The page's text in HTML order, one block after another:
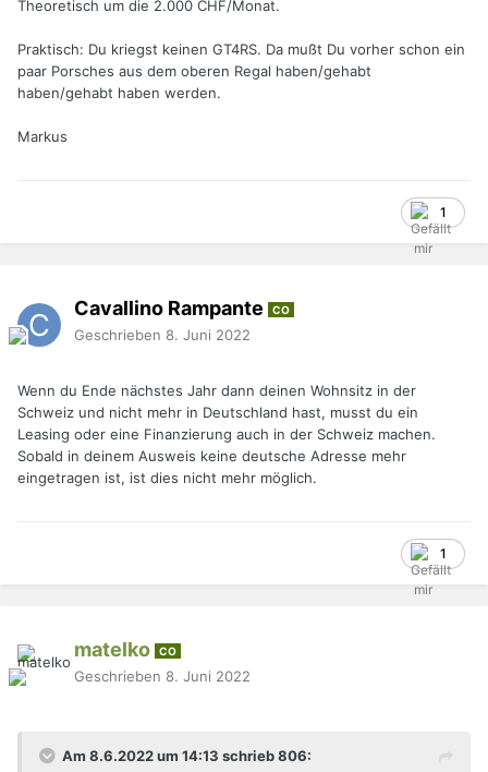
Theoretisch um die 2.000 CHF/Monat.
Praktisch: Du kriegst keinen GT4RS. Da mußt Du vorher schon ein
paar Porsches aus dem oberen Regal haben/gehabt
haben/gehabt haben werden.
Markus
1
Cavallino Rampante CO
Geschrieben 8. Juni 2022
Wenn du Ende nächstes Jahr dann deinen Wohnsitz in der
Schweiz und nicht mehr in Deutschland hast, musst du ein
Leasing oder eine Finanzierung auch in der Schweiz machen.
Sobald in deinem Ausweis keine deutsche Adresse mehr
eingetragen ist, ist dies nicht mehr möglich.
1
matelko CO
Geschrieben 8. Juni 2022
Am 8.6.2022 um 14:13 schrieb 806: